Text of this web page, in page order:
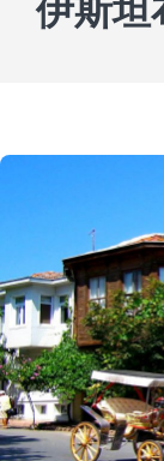
伊斯坦